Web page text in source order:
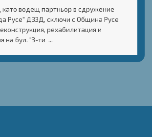
водещ партньор в сдружение
Русе" ДЗЗД, сключи с Община Русе
рехабилитация и
на бул. "3-ти ...